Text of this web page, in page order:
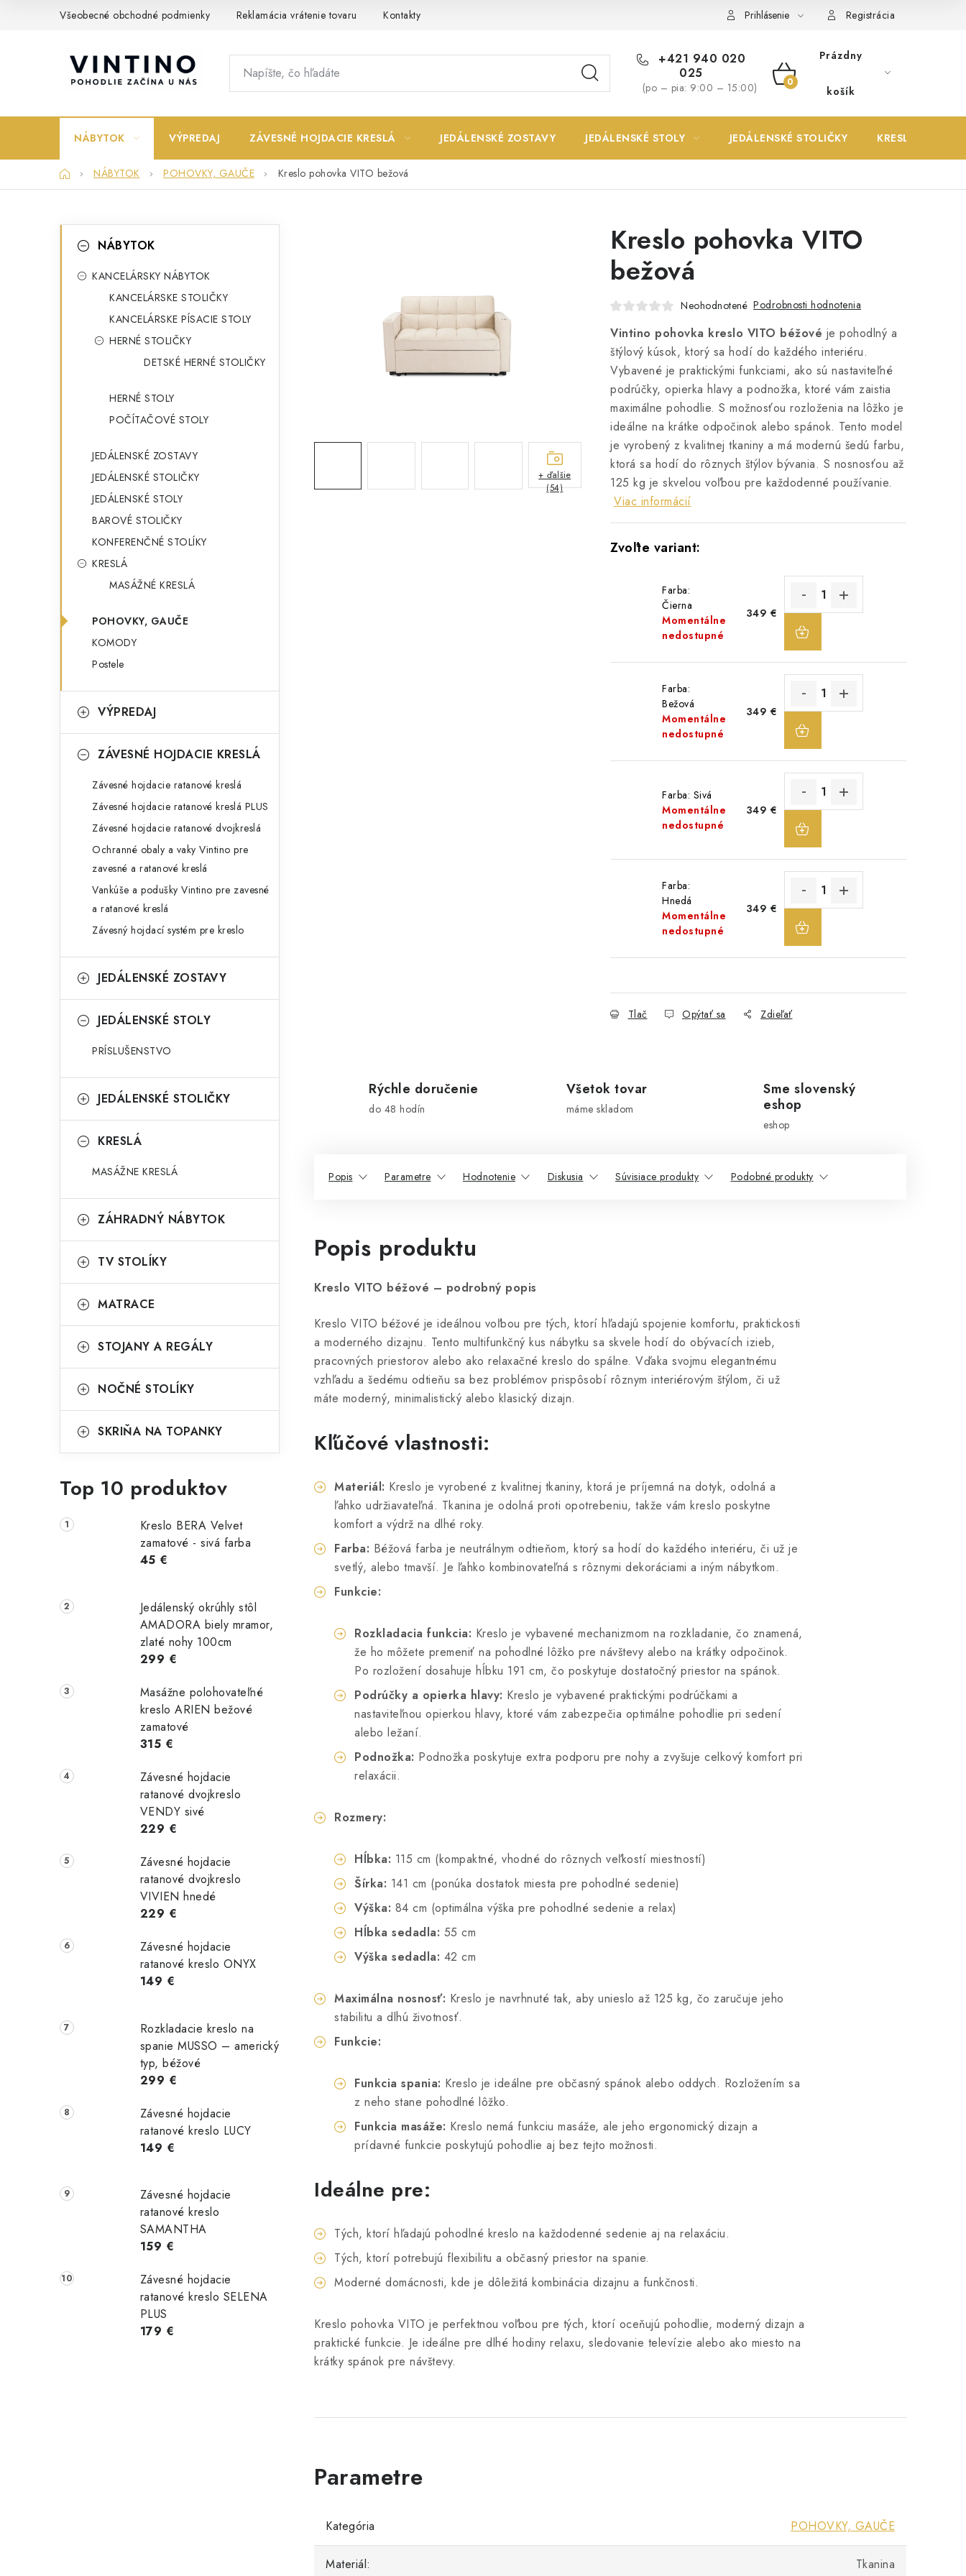
Všeobecné obchodné podmienky Reklamácia vrátenie tovaru Kontakty Prihlásenie Registrácia
+421 940 020
025
(po – pia: 9:00 – 15:00)
NÁKUPNÝ
Prázdny
košík
NÁBYTOK VÝPREDAJ ZÁVESNÉ HOJDACIE KRESLÁ JEDÁLENSKÉ ZOSTAVY JEDÁLENSKÉ STOLY JEDÁLENSKÉ STOLIČKY KRESLÁ
DomovNÁBYTOK POHOVKY, GAUČE Kreslo pohovka VITO bežová
kategórieNÁBYTOK
KANCELÁRSKY NÁBYTOK
KANCELÁRSKE STOLIČKY
KANCELÁRSKE PÍSACIE STOLY
HERNÉ STOLIČKY
DETSKÉ HERNÉ STOLIČKY
HERNÉ STOLY
POČÍTAČOVÉ STOLY
JEDÁLENSKÉ ZOSTAVY
JEDÁLENSKÉ STOLIČKY
JEDÁLENSKÉ STOLY
BAROVÉ STOLIČKY
KONFERENČNÉ STOLÍKY
KRESLÁ
MASÁŽNÉ KRESLÁ
POHOVKY, GAUČE
KOMODY
Postele
VÝPREDAJ
ZÁVESNÉ HOJDACIE KRESLÁ
Závesné hojdacie ratanové kreslá
Závesné hojdacie ratanové kreslá PLUS
Závesné hojdacie ratanové dvojkreslá
Ochranné obaly a vaky Vintino pre
zavesné a ratanové kreslá
Vankúše a podušky Vintino pre zavesné
a ratanové kreslá
Závesný hojdací systém pre kreslo
JEDÁLENSKÉ ZOSTAVY
JEDÁLENSKÉ STOLY
PRÍSLUŠENSTVO
JEDÁLENSKÉ STOLIČKY
KRESLÁ
MASÁŽNE KRESLÁ
ZÁHRADNÝ NÁBYTOK
TV STOLÍKY
MATRACE
STOJANY A REGÁLY
NOČNÉ STOLÍKY
SKRIŇA NA TOPANKY
Top 10 produktov
Kreslo BERA Velvet
zamatové - sivá farba
45 €
Jedálenský okrúhly stôl
AMADORA biely mramor,
zlaté nohy 100cm
299 €
Masážne polohovateľné
kreslo ARIEN bežové
zamatové
315 €
Závesné hojdacie
ratanové dvojkreslo
VENDY sivé
229 €
Závesné hojdacie
ratanové dvojkreslo
VIVIEN hnedé
229 €
Závesné hojdacie
ratanové kreslo ONYX
149 €
Rozkladacie kreslo na
spanie MUSSO – americký
typ, béžové
299 €
Závesné hojdacie
ratanové kreslo LUCY
149 €
Závesné hojdacie
ratanové kreslo
SAMANTHA
159 €
Závesné hojdacie
ratanové kreslo SELENA
PLUS
179 €
Kreslo pohovka VITO
bežová
Neohodnotené Podrobnosti hodnotenia
Vintino pohovka kreslo VITO béžové je pohodlný a
štýlový kúsok, ktorý sa hodí do každého interiéru.
Vybavené je praktickými funkciami, ako sú nastaviteľné
podrúčky, opierka hlavy a podnožka, ktoré vám zaistia
maximálne pohodlie. S možnosťou rozloženia na lôžko je
ideálne na krátke odpočinok alebo spánok. Tento model
je vyrobený z kvalitnej tkaniny a má modernú šedú farbu,
ktorá sa hodí do rôznych štýlov bývania. S nosnosťou až
125 kg je skvelou voľbou pre každodenné používanie.
Viac informácií
Farba:
Čierna
Momentálne
nedostupné
349 €
Farba:
Bežová
Momentálne
nedostupné
349 €
Farba: Sivá
Momentálne
nedostupné
349 €
Farba:
Hnedá
Momentálne
nedostupné
349 €
Tlač Opýtať sa Zdieľať
+ ďalšie
(54)
Rýchle doručenie
do 48 hodín
Všetok tovar
máme skladom
Sme slovenský
eshop
eshop
Popis Parametre Hodnotenie Diskusia Súvisiace produkty Podobné produkty
Popis produktu
Kreslo VITO béžové – podrobný popis
Kreslo VITO béžové je ideálnou voľbou pre tých, ktorí hľadajú spojenie komfortu, praktickosti
a moderného dizajnu. Tento multifunkčný kus nábytku sa skvele hodí do obývacích izieb,
pracovných priestorov alebo ako relaxačné kreslo do spálne. Vďaka svojmu elegantnému
vzhľadu a šedému odtieňu sa bez problémov prispôsobí rôznym interiérovým štýlom, či už
máte moderný, minimalistický alebo klasický dizajn.
Kľúčové vlastnosti:
Materiál: Kreslo je vyrobené z kvalitnej tkaniny, ktorá je príjemná na dotyk, odolná a
ľahko udržiavateľná. Tkanina je odolná proti opotrebeniu, takže vám kreslo poskytne
komfort a výdrž na dlhé roky.
Farba: Béžová farba je neutrálnym odtieňom, ktorý sa hodí do každého interiéru, či už je
svetlý, alebo tmavší. Je ľahko kombinovateľná s rôznymi dekoráciami a iným nábytkom.
Funkcie:
Rozkladacia funkcia: Kreslo je vybavené mechanizmom na rozkladanie, čo znamená,
že ho môžete premeniť na pohodlné lôžko pre návštevy alebo na krátky odpočinok.
Po rozložení dosahuje hĺbku 191 cm, čo poskytuje dostatočný priestor na spánok.
Podrúčky a opierka hlavy: Kreslo je vybavené praktickými podrúčkami a
nastaviteľnou opierkou hlavy, ktoré vám zabezpečia optimálne pohodlie pri sedení
alebo ležaní.
Podnožka: Podnožka poskytuje extra podporu pre nohy a zvyšuje celkový komfort pri
relaxácii.
Rozmery:
Hĺbka: 115 cm (kompaktné, vhodné do rôznych veľkostí miestností)
Šírka: 141 cm (ponúka dostatok miesta pre pohodlné sedenie)
Výška: 84 cm (optimálna výška pre pohodlné sedenie a relax)
Hĺbka sedadla: 55 cm
Výška sedadla: 42 cm
Maximálna nosnosť: Kreslo je navrhnuté tak, aby unieslo až 125 kg, čo zaručuje jeho
stabilitu a dlhú životnosť.
Funkcie:
Funkcia spania: Kreslo je ideálne pre občasný spánok alebo oddych. Rozložením sa
z neho stane pohodlné lôžko.
Funkcia masáže: Kreslo nemá funkciu masáže, ale jeho ergonomický dizajn a
prídavné funkcie poskytujú pohodlie aj bez tejto možnosti.
Ideálne pre:
Tých, ktorí hľadajú pohodlné kreslo na každodenné sedenie aj na relaxáciu.
Tých, ktorí potrebujú flexibilitu a občasný priestor na spanie.
Moderné domácnosti, kde je dôležitá kombinácia dizajnu a funkčnosti.
Kreslo pohovka VITO je perfektnou voľbou pre tých, ktorí oceňujú pohodlie, moderný dizajn a
praktické funkcie. Je ideálne pre dlhé hodiny relaxu, sledovanie televízie alebo ako miesto na
krátky spánok pre návštevy.
Kategória POHOVKY, GAUČE
Materiál: Tkanina